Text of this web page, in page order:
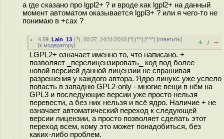
а где сказано про lgpl2+ ? и вроде как lgpl2+ на данный
момент автоматом оказывается lgpl3+ ? или я чего-то не
понимаю в +сах ?
4.59 ,Lain_13 (?), 00:37, 24/11/2010 [^] [^^] [^^^] [ответить]
[к модератору] + / –
LGPL2+ означает именно то, что написано. +
позволяет _перелицензировать_ код под более
новой версией данной лицензии не спрашивая
разрешения у каждого автора. Ядро линукс уже успело
попасть в западню GPL2-only - многие вещи в нём на
GPL3 и последующие версии уже просто нельзя
перевести, а без них нельзя и всё ядро. Наличие + не
означает автоматический переход к следующей
версии лицензии, а просто позволяет сделать этот
переход всем, кому это может понадобиться, без
каких-либо проблем.